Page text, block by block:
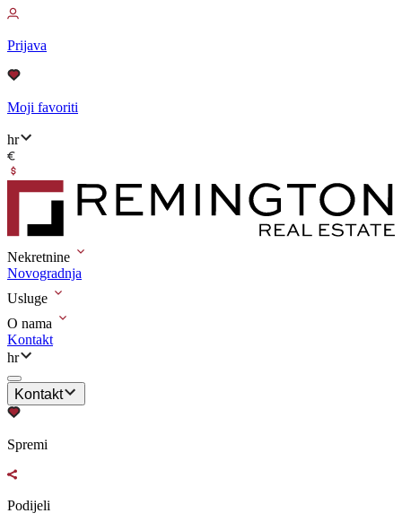
Prijava
Moji favoriti
hr
Nekretnine
Novogradnja
Usluge
O nama
Kontakt
hr
Kontakt
Spremi
Podijeli